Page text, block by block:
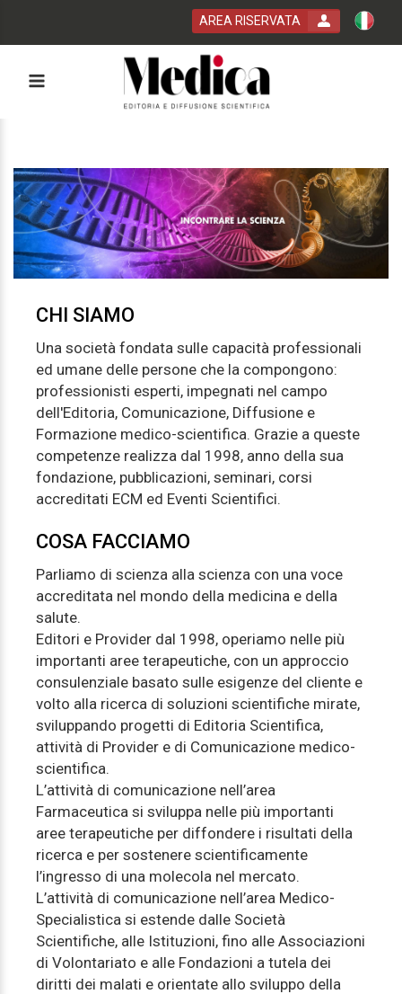
bla
AREA RISERVATA
CHI SIAMO
Una società fondata sulle capacità professionali
ed umane delle persone che la compongono:
professionisti esperti, impegnati nel campo
dell'Editoria, Comunicazione, Diffusione e
Formazione medico-scientifica. Grazie a queste
competenze realizza dal 1998, anno della sua
fondazione, pubblicazioni, seminari, corsi
accreditati ECM ed Eventi Scientifici.
COSA FACCIAMO
Parliamo di scienza alla scienza con una voce
accreditata nel mondo della medicina e della
salute.
Editori e Provider dal 1998, operiamo nelle più
importanti aree terapeutiche, con un approccio
consulenziale basato sulle esigenze del cliente e
volto alla ricerca di soluzioni scientifiche mirate,
sviluppando progetti di Editoria Scientifica,
attività di Provider e di Comunicazione medico-
scientifica.
L’attività di comunicazione nell’area
Farmaceutica si sviluppa nelle più importanti
aree terapeutiche per diffondere i risultati della
ricerca e per sostenere scientificamente
l’ingresso di una molecola nel mercato.
L’attività di comunicazione nell’area Medico-
Specialistica si estende dalle Società
Scientifiche, alle Istituzioni, fino alle Associazioni
di Volontariato e alle Fondazioni a tutela dei
diritti dei malati e orientate allo sviluppo della